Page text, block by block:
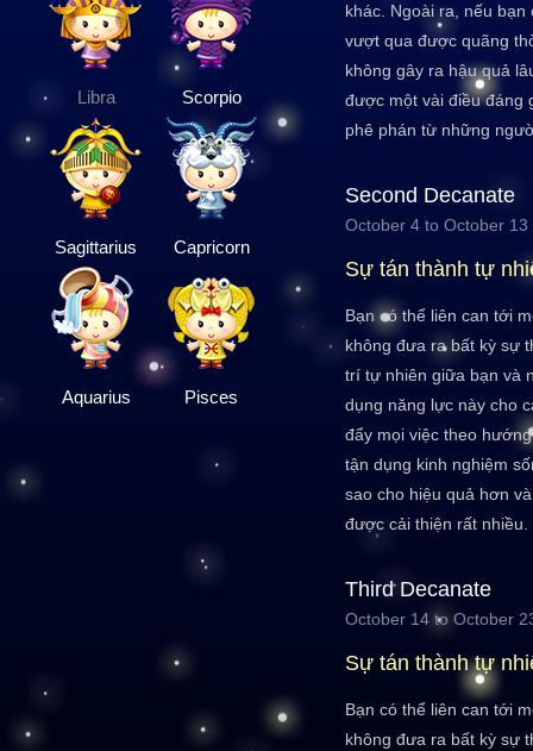
Libra Scorpio
Sagittarius Capricorn
Aquarius Pisces
khác. Ngoài ra, nếu
vượt qua được quãng
không gây ra hậu quả
được một vài điều đáng
phê phán từ những
Second Decanate
October 4 to October 13
Sự tán thành tự
Bạn có thể liên can tới
không đưa ra bất kỳ sự
trí tự nhiên giữa bạn và
dụng năng lực này cho
đẩy mọi việc theo
tận dụng kinh nghiệm
sao cho hiệu quả hơn
được cải thiện rất nhiều.
Third Decanate
October 14 to October
Sự tán thành tự
Bạn có thể liên can tới
không đưa ra bất kỳ sự